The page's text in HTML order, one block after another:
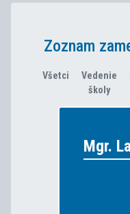
Zoznam
Všetci
Vedenie
školy
Mgr.
Mgr.